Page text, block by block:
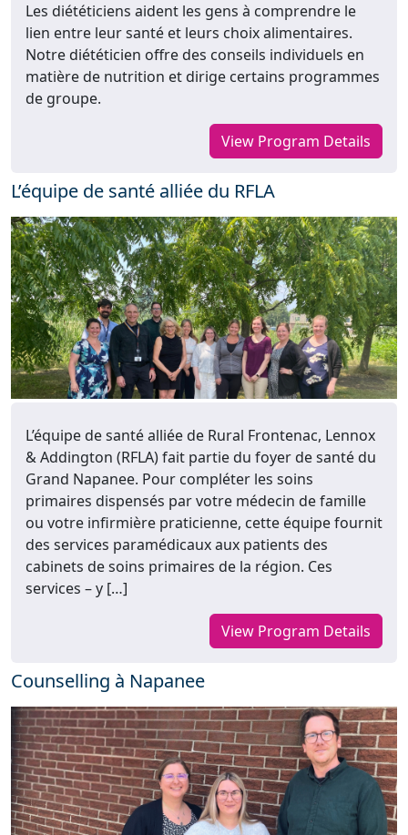
Les diététiciens aident les gens à comprendre le
lien entre leur santé et leurs choix alimentaires.
Notre diététicien offre des conseils individuels en
matière de nutrition et dirige certains programmes
de groupe.
View Program Details
L’équipe de santé alliée du RFLA
L’équipe de santé alliée de Rural Frontenac, Lennox
& Addington (RFLA) fait partie du foyer de santé du
Grand Napanee. Pour compléter les soins
primaires dispensés par votre médecin de famille
ou votre infirmière praticienne, cette équipe fournit
des services paramédicaux aux patients des
cabinets de soins primaires de la région. Ces
services – y […]
View Program Details
Counselling à Napanee